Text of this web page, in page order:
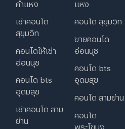
คําแหง
เช่าคอนโด
สุขุมวิท
คอนโดให้เช่า
อ่อนนุช
คอนโด bts
อุดมสุข
เช่าคอนโด สาม
ย่าน
แหง
คอนโด สุขุมวิท
ขายคอนโด
อ่อนนุช
คอนโด bts
อุดมสุข
คอนโด สามย่าน
คอนโด
พระโขนง